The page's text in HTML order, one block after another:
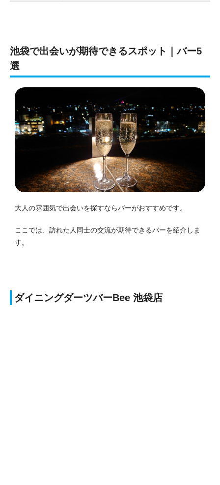
池袋で出会いが期待できるスポット｜バー5
選
大人の雰囲気で出会いを探すならバーがおすすめです。
ここでは、訪れた人同士の交流が期待できるバーを紹介しま
す。
ダイニングダーツバーBee 池袋店